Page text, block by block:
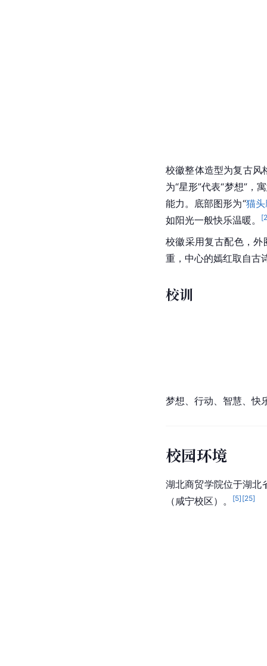
校徽整体造型为复古风
为“星形”代表“梦想”，
能力。底部图形为“猫
如阳光一般快乐温暖。
[
校徽采用复古配色，
重，中心的嫣红取自古
校训
梦想、行动、智慧、快
校园环境
湖北商贸学院位于湖北
（咸宁校区）。
[5] [25]